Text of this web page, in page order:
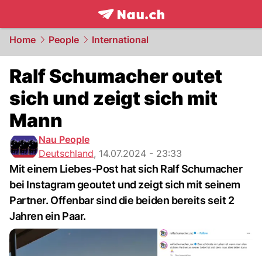
frontpage.NAU.ch
Home People International
Ralf Schumacher outet
sich und zeigt sich mit
Mann
Nau People
Deutschland, 14.07.2024 - 23:33
Mit einem Liebes-Post hat sich Ralf Schumacher
bei Instagram geoutet und zeigt sich mit seinem
Partner. Offenbar sind die beiden bereits seit 2
Jahren ein Paar.